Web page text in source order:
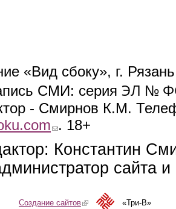
«Вид сбоку», г.
СМИ: серия ЭЛ №
- Смирнов К.М.
(link sends e-mail)
. 18+
Константин
сайта
Создание сайтов(link is external)«Три-В»